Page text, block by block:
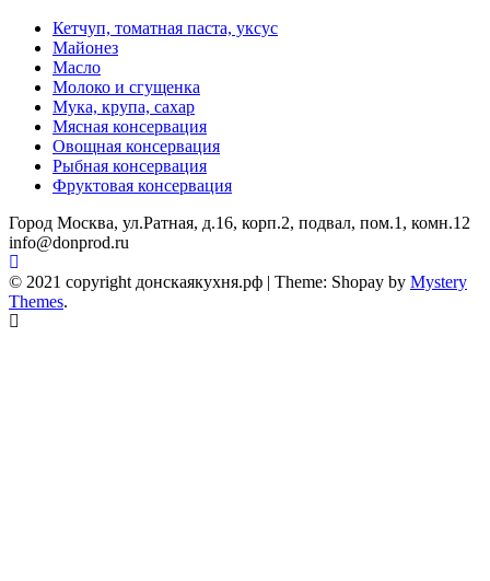
Кетчуп, томатная паста, уксус
Майонез
Масло
Молоко и сгущенка
Мука, крупа, сахар
Мясная консервация
Овощная консервация
Рыбная консервация
Фруктовая консервация
Город Москва, ул.Ратная, д.16, корп.2, подвал, пом.1, комн.12
info@donprod.ru
© 2021 copyright донскаякухня.рф | Theme: Shopay by Mystery
Themes.